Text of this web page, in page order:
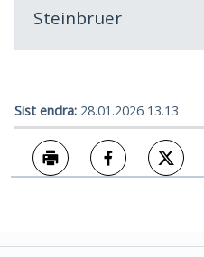
Steinbruer
Sist endra 28.01.2026 13.13